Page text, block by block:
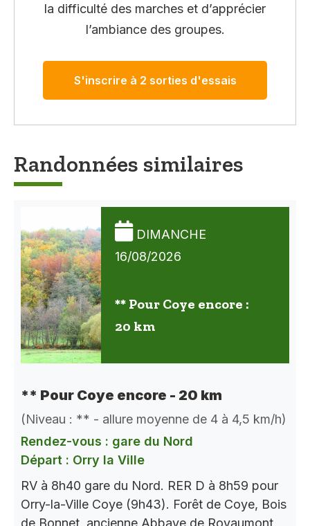
la difficulté des marches et d’apprécier
l’ambiance des groupes.
S'inscrire à 2 sorties d'essais
Randonnées similaires
DIMANCHE
16/08/2026
** Pour Coye encore :
20 km
** Pour Coye encore - 20 km
(Niveau : ** - allure moyenne de 4 à 4,5 km/h)
Rendez-vous : gare du Nord
Départ : Orry la Ville
RV à 8h40 gare du Nord. RER D à 8h59 pour
Orry-la-Ville Coye (9h43). Forêt de Coye, Bois
de Bonnet, ancienne Abbaye de Royaumont,